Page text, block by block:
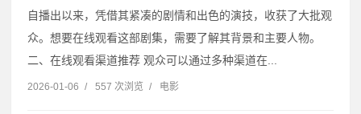
自播出以来，凭借其紧凑的剧情和出色的演技，收获了大批观
众。想要在线观看这部剧集，需要了解其背景和主要人物。
二、在线观看渠道推荐 观众可以通过多种渠道在...
2026-01-06 / 557 次浏览 / 电影